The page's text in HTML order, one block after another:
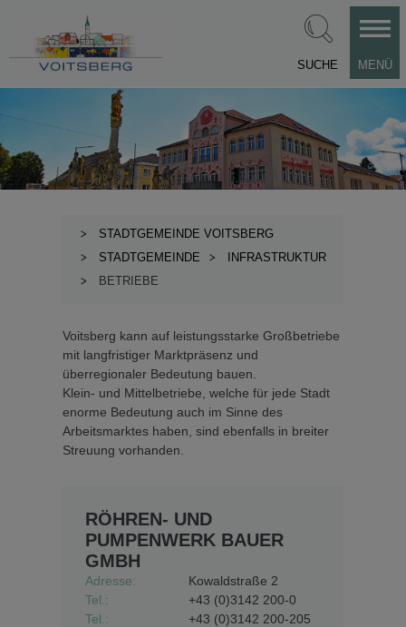
STADTGEMEINDE VOITSBERG
STADTGEMEINDE
INFRASTRUKTUR
BETRIEBE
Voitsberg kann auf leistungsstarke Großbetriebe
mit langfristiger Marktpräsenz und
überregionaler Bedeutung bauen.
Klein- und Mittelbetriebe, welche für jede Stadt
enorme Bedeutung auch im Sinne des
Arbeitsmarktes haben, sind ebenfalls in breiter
Streuung vorhanden.
RÖHREN- UND
PUMPENWERK BAUER
GMBH
Adresse:
Kowaldstraße 2
Tel.:
+43 (0)3142 200-0
Tel.:
+43 (0)3142 200-205
SUCHE MENÜ